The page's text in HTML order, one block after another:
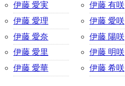
伊藤 愛実
伊藤 愛理
伊藤 愛奈
伊藤 愛里
伊藤 愛華
伊藤 有咲
伊藤 愛咲
伊藤 陽咲
伊藤 明咲
伊藤 希咲